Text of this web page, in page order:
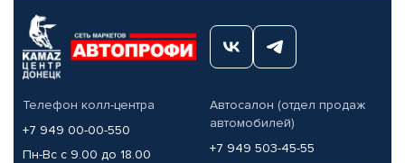
Телефон колл-центра
+7 949 00-00-550
Пн-Вс с 9.00 до 18.00
Автосалон (отдел продаж
автомобилей)
+7 949 503-45-55